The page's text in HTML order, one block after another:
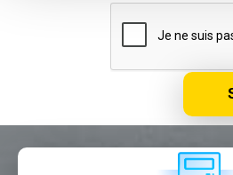
QUE FAITES-VOUS?*
Installateur